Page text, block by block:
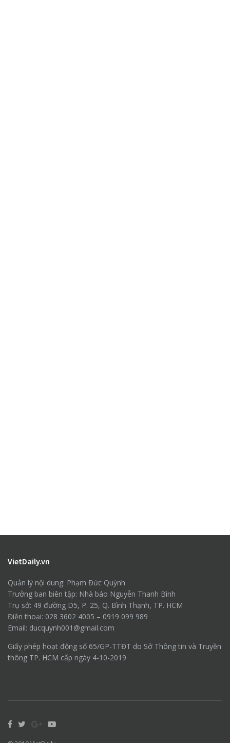
VietDaily.vn
Quản lý nội dung: Phạm Đức Quỳnh
Trưởng ban biên tập: Nhà báo Nguyễn Thanh Bình
Trụ sở: 49 đường D5, P. 25, Q. Bình Thạnh, TP. HCM
Điện thoại: 028 3602 4005 – 0919 099 989
Email: ducquynh001@gmail.com
Giấy phép hoạt động số 65/GP-TTĐT do Sở Thông tin và Truyền
thông TP. HCM cấp ngày 4-10-2019